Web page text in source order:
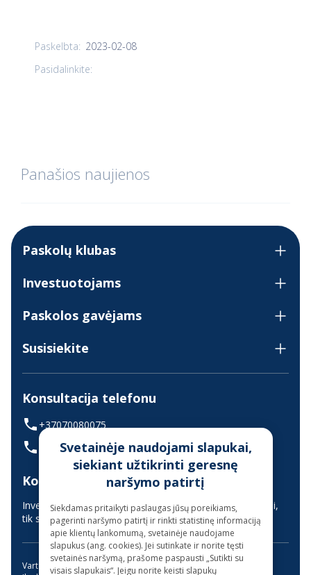
Paskelbta: 2023-02-08
Pasidalinkite:
Panašios naujienos
Paskolų klubas
Investuotojams
Paskolos gavėjams
Susisiekite
Konsultacija telefonu
+37070080075
(skambinant iš užsienio +37068700300)
Konsultavimas gyvai
Investuotojų aptarnavimas vyksta nuotoliniu būdu (gyvai,
tik suderinus laiką iš anksto)
Vartojimo paskola
Kreditas internetu
Svetainėje naudojami slapukai,
siekiant užtikrinti geresnę
naršymo patirtį
Siekdamas pritaikyti paslaugas jūsų poreikiams,
pagerinti naršymo patirtį ir rinkti statistinę informaciją
apie klientų lankomumą, svetainėje naudojame
slapukus (ang. cookies). Jei sutinkate ir norite tęsti
svetainės naršymą, prašome paspausti „Sutikti su
visais slapukais“. Jeigu norite keisti slapukų